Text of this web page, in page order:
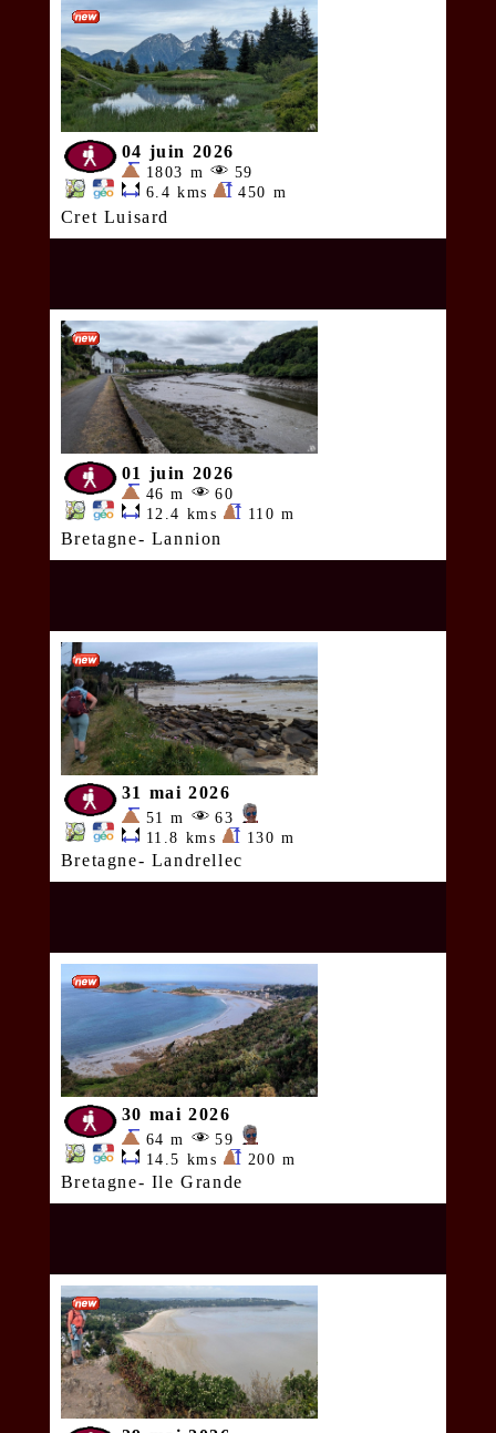
04 juin 2026
1803 m
59
6.4 kms
450 m
Cret Luisard
01 juin 2026
46 m
60
12.4 kms
110 m
Bretagne- Lannion
31 mai 2026
51 m
63
11.8 kms
130 m
Bretagne- Landrellec
30 mai 2026
64 m
59
14.5 kms
200 m
Bretagne- Ile Grande